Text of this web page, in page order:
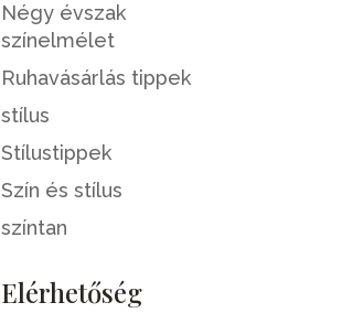
Négy évszak
színelmélet
Ruhavásárlás tippek
stílus
Stílustippek
Szín és stílus
színtan
Elérhetőség